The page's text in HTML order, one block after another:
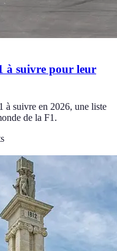
à suivre pour leur
à suivre en 2026, une liste
de la F1.